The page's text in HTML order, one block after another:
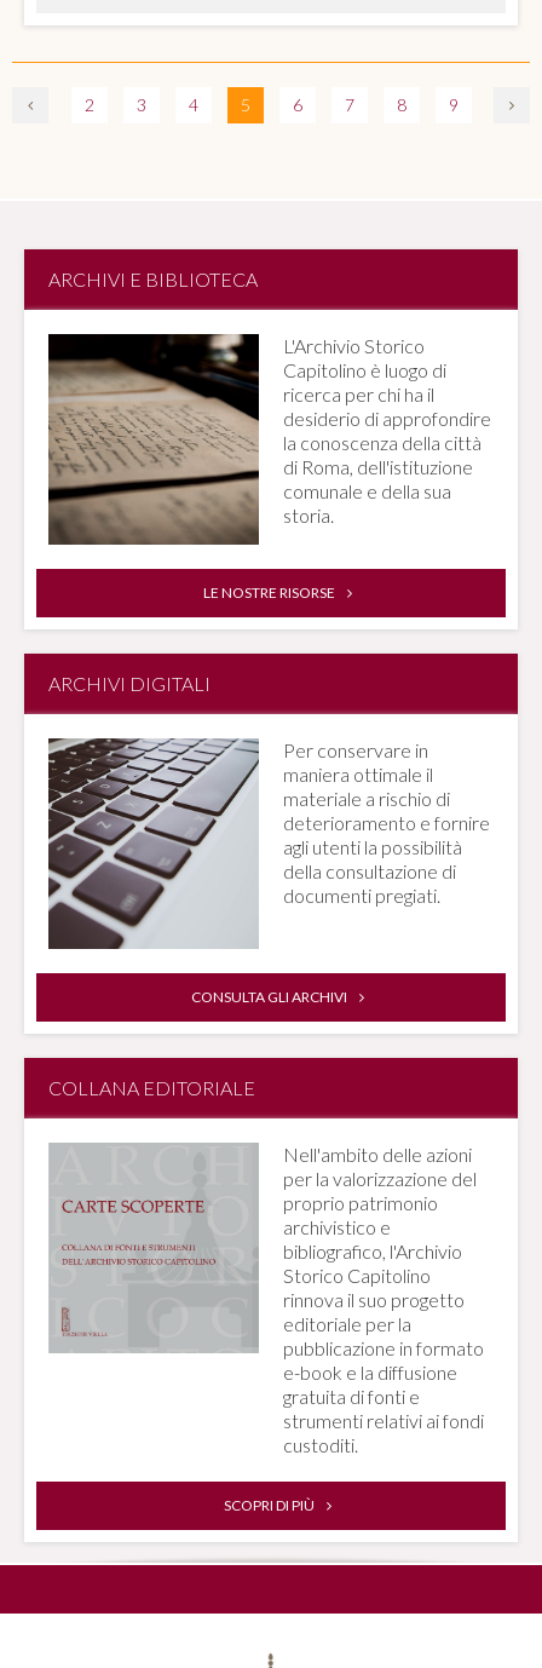
2 3 4 5 6 7 8 9
ARCHIVI E BIBLIOTECA
L'Archivio Storico
Capitolino è luogo di
ricerca per chi ha il
desiderio di approfondire
la conoscenza della città
di Roma, dell'istituzione
comunale e della sua
storia.
LE NOSTRE RISORSE
ARCHIVI DIGITALI
Per conservare in
maniera ottimale il
materiale a rischio di
deterioramento e fornire
agli utenti la possibilità
della consultazione di
documenti pregiati.
CONSULTA GLI ARCHIVI
COLLANA EDITORIALE
Nell'ambito delle azioni
per la valorizzazione del
proprio patrimonio
archivistico e
bibliografico, l'Archivio
Storico Capitolino
rinnova il suo progetto
editoriale per la
pubblicazione in formato
e-book e la diffusione
gratuita di fonti e
strumenti relativi ai fondi
custoditi.
SCOPRI DI PIÙ